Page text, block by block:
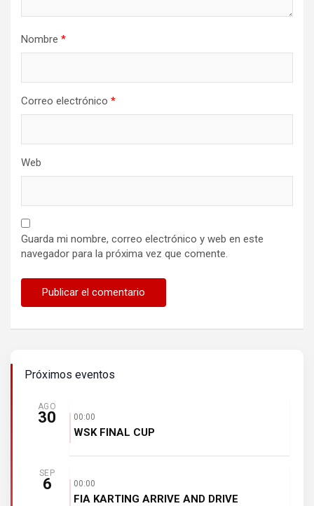
Nombre *
Correo electrónico *
Web
Guarda mi nombre, correo electrónico y web en este
navegador para la próxima vez que comente.
Próximos eventos
AGO
30 00:00
WSK FINAL CUP
SEP
6 00:00
FIA KARTING ARRIVE AND DRIVE